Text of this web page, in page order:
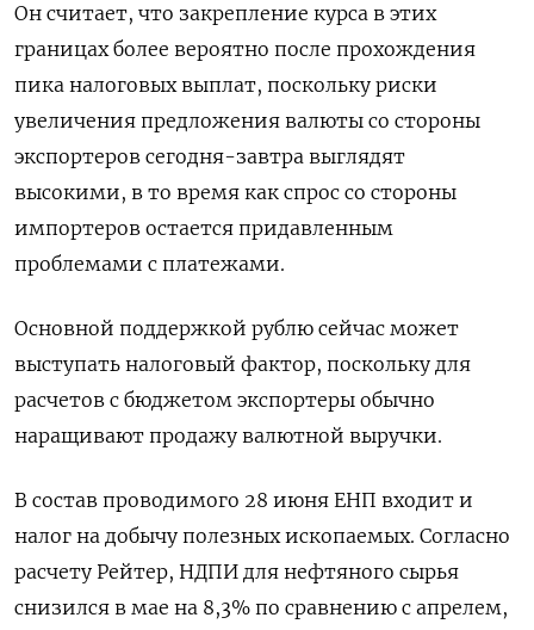
Он считает, что закрепление курса в этих
границах более вероятно после прохождения
пика налоговых выплат, поскольку риски
увеличения предложения валюты со стороны
экспортеров сегодня-завтра выглядят
высокими, в то время как спрос со стороны
импортеров остается придавленным
проблемами с платежами.
Основной поддержкой рублю сейчас может
выступать налоговый фактор, поскольку для
расчетов с бюджетом экспортеры обычно
наращивают продажу валютной выручки.
В состав проводимого 28 июня ЕНП входит и
налог на добычу полезных ископаемых. Согласно
расчету Рейтер, НДПИ для нефтяного сырья
снизился в мае на 8,3% по сравнению с апрелем,